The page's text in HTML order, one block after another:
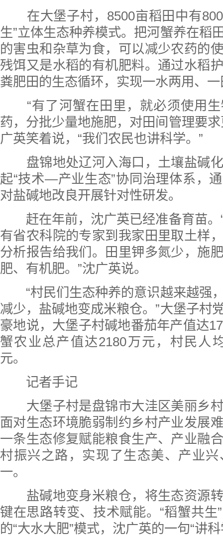
在大堡子村，8500亩稻田中有
生”立体生态种养模式。把河蟹养在稻
的害虫和杂草为食，可以减少农药的
残饵又是水稻的有机肥料。通过水稻
粪肥田的生态循环，实现一水两用、
“有了河蟹在田里，就必须使用生
药，分批少量地施肥，对田间管理要
广英笑着说，“我们农民也讲科学。”
盘锦地处辽河入海口，土壤盐碱化
起“技术—产业生态”协同治理体系，
对盐碱地改良开展针对性研发。
赶在年前，沈广英已经准备育苗。
有省农科院的专家到我家田里取土样
分析报告给我们。田里钾多氮少，施
肥、有机肥。”沈广英说。
“村民们生态种养的意识越来越强
减少，盐碱地变成米粮仓。”大堡子村
豪地说，大堡子村碱地番茄年产值达
蟹农业总产值达2180万元，村民人
元。
记者手记
大堡子村是盘锦市大洼区美丽乡村
面对生态环境脆弱制约乡村产业发展
一条生态修复赋能粮食生产、产业融
村振兴之路，实现了生态美、产业
一。
盐碱地变身米粮仓，将生态资源转
键在思路转变、技术赋能。“稻蟹共生
的“大水大肥”模式，沈广英的一句“讲